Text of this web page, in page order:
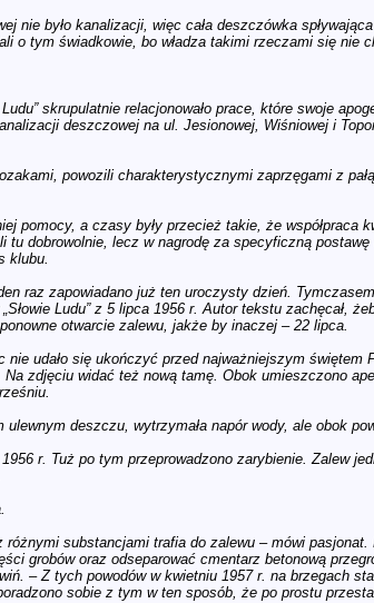
nie było kanalizacji, więc cała deszczówka
o tym świadkowie, bo władza takimi rzeczami się nie
skrupulatnie relacjonowało prace, które swoje
deszczowej na ul. Jesionowej, Wiśniowej i
powozili charakterystycznymi zaprzęgami z
pomocy, a czasy były przecież takie, że współpraca
tu dobrowolnie, lecz w nagrodę za specyficzną
klubu.
raz zapowiadano już ten uroczysty dzień.
Ludu” z 5 lipca 1956 r. Autor tekstu zachęcał,
otwarcie zalewu, jakże by inaczej – 22 lipca.
nie udało się ukończyć przed najważniejszym świętem
zdjęciu widać też nową tamę. Obok umieszczono
deszczu, wytrzymała napór wody, ale obok
r. Tuż po tym przeprowadzono zarybienie. Zalew
substancjami trafia do zalewu – mówi
grobów oraz odseparować cmentarz betonową
– Z tych powodów w kwietniu 1957 r. na brzegach
sobie z tym w ten sposób, że po prostu